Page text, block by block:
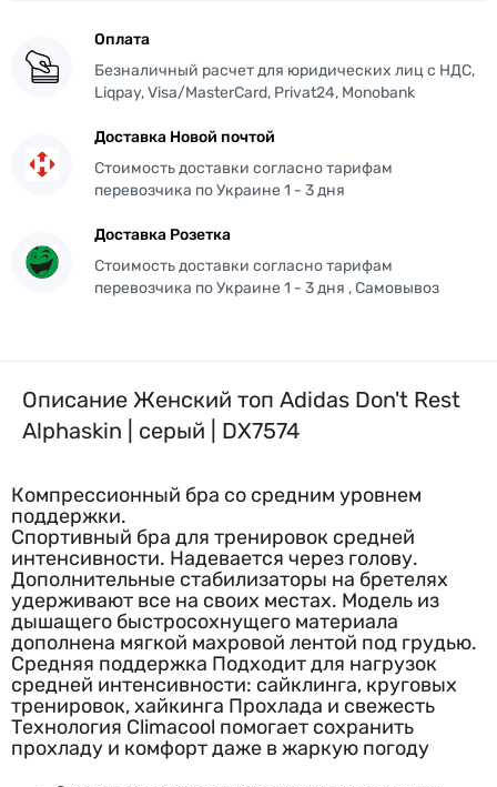
Оплата
Безналичный расчет для юридических лиц с НДС,
Liqpay, Visa/MasterCard, Privat24, Monobank
Доставка Новой почтой
Стоимость доставки согласно тарифам
перевозчика по Украине 1 - 3 дня
Доставка Розетка
Стоимость доставки согласно тарифам
перевозчика по Украине 1 - 3 дня , Самовывоз
Описание Женский топ Adidas Don't Rest
Alphaskin | серый | DX7574
Компрессионный бра со средним уровнем
поддержки.
Спортивный бра для тренировок средней
интенсивности. Надевается через голову.
Дополнительные стабилизаторы на бретелях
удерживают все на своих местах. Модель из
дышащего быстросохнущего материала
дополнена мягкой махровой лентой под грудью.
Средняя поддержка Подходит для нагрузок
средней интенсивности: сайклинга, круговых
тренировок, хайкинга Прохлада и свежесть
Технология Climacool помогает сохранить
прохладу и комфорт даже в жаркую погоду